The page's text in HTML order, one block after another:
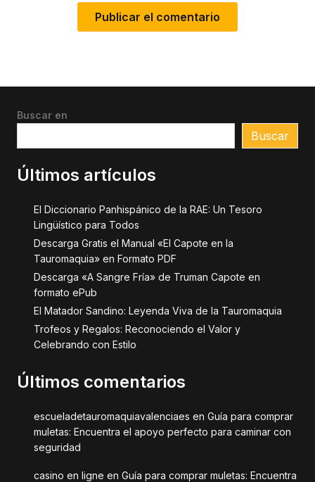
Buscar en
Buscar
Últimos artículos
El Diccionario Panhispánico de la RAE: Un Tesoro
Lingüístico para Todos
Descarga Gratis el Manual «El Capote en la
Tauromaquia» en Formato PDF
Descarga «A Sangre Fría» de Truman Capote en
formato ePub
El Matador Sandino: Leyenda Viva de la Tauromaquia
Trofeos y Regalos: Reconociendo el Valor y
Celebrando con Estilo
Últimos comentarios
escueladetauromaquiavalenciaes en Guía para comprar
muletas: Encuentra el apoyo perfecto para caminar con
seguridad
casino en ligne en Guía para comprar muletas: Encuentra